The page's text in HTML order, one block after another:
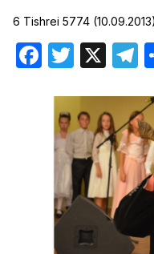
6 Tishrei 5774 (10.09.2013)
Facebook
Twitter